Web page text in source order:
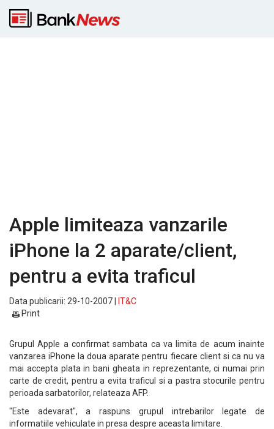
Apple limiteaza vanzarile
iPhone la 2 aparate/client,
pentru a evita traficul
Data publicarii: 29-10-2007 |
IT&C
Print
Grupul Apple a confirmat sambata ca va limita de acum inainte
vanzarea iPhone la doua aparate pentru fiecare client si ca nu va
mai accepta plata in bani gheata in reprezentante, ci numai prin
carte de credit, pentru a evita traficul si a pastra stocurile pentru
perioada sarbatorilor, relateaza AFP.
"Este adevarat", a raspuns grupul intrebarilor legate de
informatiile vehiculate in presa despre aceasta limitare.